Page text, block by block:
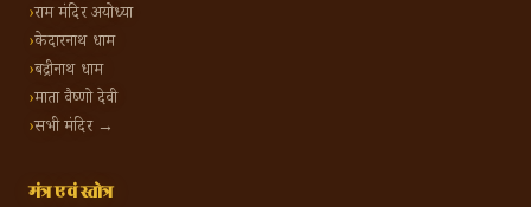
राम मंदिर अयोध्या
केदारनाथ धाम
बद्रीनाथ धाम
माता वैष्णो देवी
सभी मंदिर →
मंत्र एवं स्तोत्र